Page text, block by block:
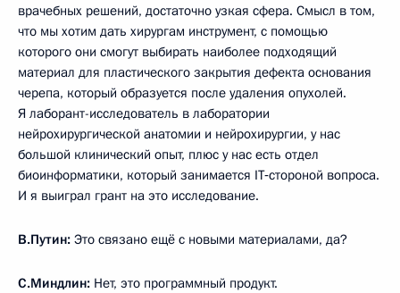
врачебных решений, достаточно узкая сфера. Смысл в том,
что мы хотим дать хирургам инструмент, с помощью
которого они смогут выбирать наиболее подходящий
материал для пластического закрытия дефекта основания
черепа, который образуется после удаления опухолей.
Я лаборант-исследователь в лаборатории
нейрохирургической анатомии и нейрохирургии, у нас
большой клинический опыт, плюс у нас есть отдел
биоинформатики, который занимается IT‑стороной вопроса.
И я выиграл грант на это исследование.
В.Путин: Это связано ещё с новыми материалами, да?
С.Миндлин: Нет, это программный продукт.